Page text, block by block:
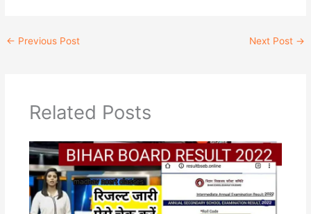
s
g
L
← Previous Post Next Post →
Related Posts